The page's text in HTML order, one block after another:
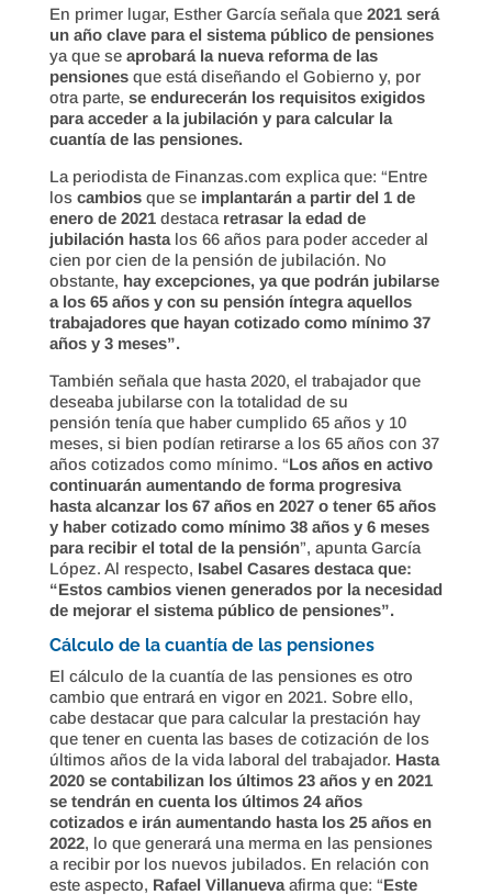
En primer lugar, Esther García señala que 2021 será
un año clave para el sistema público de pensiones
ya que seaprobará la nueva reforma de las
pensionesque está diseñando el Gobierno y, por
otra parte, se endurecerán los requisitos exigidos
para acceder a la jubilación y para calcular la
cuantía de las pensiones.
La periodista de Finanzas.com explica que: “Entre
los cambiosque seimplantarán a partir del 1 de
enero de 2021destaca retrasar la edad de
jubilación hastalos 66 años para poder acceder al
cien por cien de la pensión de jubilación. No
obstante, hay excepciones, ya que podrán jubilarse
a los 65 años y con su pensión íntegra aquellos
trabajadores que hayan cotizado como mínimo 37
años y 3 meses”.
También señala que hasta 2020, el trabajador que
deseaba jubilarse con la totalidad de su
pensión tenía que haber cumplido 65 años y 10
meses, si bien podían retirarse a los 65 años con 37
años cotizados como mínimo. “Los años en activo
continuarán aumentando de forma progresiva
hasta alcanzar los 67 años en 2027 o tener 65 años
y haber cotizado como mínimo 38 años y 6 meses
para recibir el total de la pensión”, apunta García
López. Al respecto, Isabel Casares destaca que:
“Estos cambios vienen generados por la necesidad
de mejorar el sistema público de pensiones”.
Cálculo de la cuantía de las pensiones
El cálculo de la cuantía de las pensiones es otro
cambio que entrará en vigor en 2021. Sobre ello,
cabe destacar que para calcular la prestación hay
que tener en cuenta las bases de cotización de los
últimos años de la vida laboral del trabajador. Hasta
2020 se contabilizan los últimos 23 años y en 2021
se tendrán en cuenta los últimos 24 años
cotizados e irán aumentando hasta los 25 años en
2022, lo que generará una merma en las pensiones
a recibir por los nuevos jubilados. En relación con
este aspecto, Rafael Villanuevaafirma que: “Este